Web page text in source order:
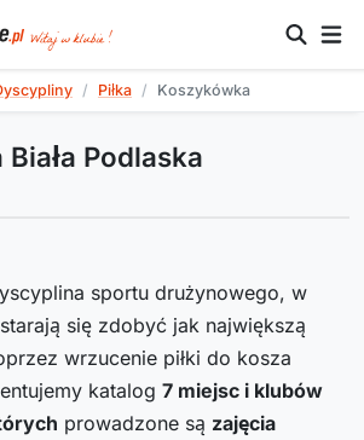
Piłka Koszykówka
Podlaska
sportu drużynowego, w
się zdobyć jak największą
wrzucenie piłki do kosza
katalog 7 miejsc i klubów
prowadzone są zajęcia